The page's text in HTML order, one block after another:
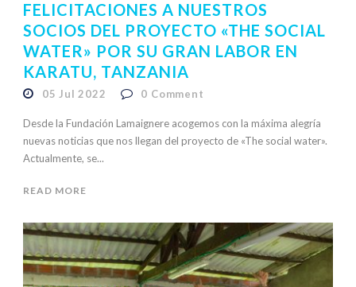
FELICITACIONES A NUESTROS
SOCIOS DEL PROYECTO «THE SOCIAL
WATER» POR SU GRAN LABOR EN
KARATU, TANZANIA
05 Jul 2022 0 Comment
Desde la Fundación Lamaignere acogemos con la máxima alegría
nuevas noticias que nos llegan del proyecto de «The social water».
Actualmente, se...
READ MORE